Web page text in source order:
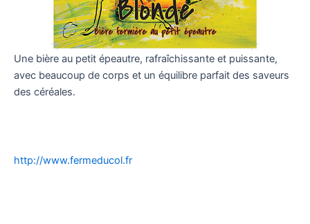
Une bière au petit épeautre, rafraîchissante et puissante,
avec beaucoup de corps et un équilibre parfait des saveurs
des céréales.
http://www.fermeducol.fr